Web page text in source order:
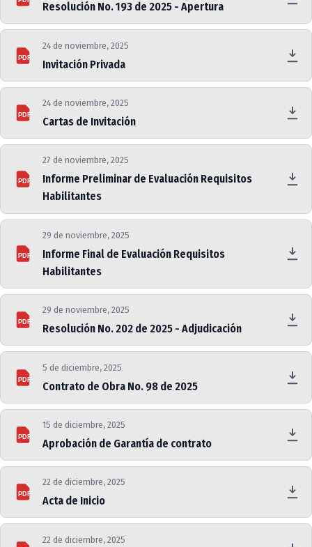
Resolución No. 193 de 2025 - Apertura
PDF
24 de noviembre, 2025
Invitación Privada
PDF
24 de noviembre, 2025
Cartas de Invitación
PDF
27 de noviembre, 2025
Informe Preliminar de Evaluación Requisitos
Habilitantes
PDF
29 de noviembre, 2025
Informe Final de Evaluación Requisitos
Habilitantes
PDF
29 de noviembre, 2025
Resolución No. 202 de 2025 - Adjudicación
PDF
5 de diciembre, 2025
Contrato de Obra No. 98 de 2025
PDF
15 de diciembre, 2025
Aprobación de Garantía de contrato
PDF
22 de diciembre, 2025
Acta de Inicio
22 de diciembre, 2025